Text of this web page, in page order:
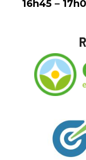
16h45 –